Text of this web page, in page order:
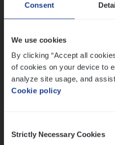
Consent
We use cookies
By clicking “Accept all
of cookies on your device to
analyze site usage, and
Cookie policy
Selection
Strictly Necessary Cookies
Client Exe­cu­ti­ve Marine
Dos­sier­be­heer­der